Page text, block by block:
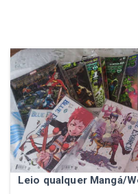
Leio qualquer Mangá/